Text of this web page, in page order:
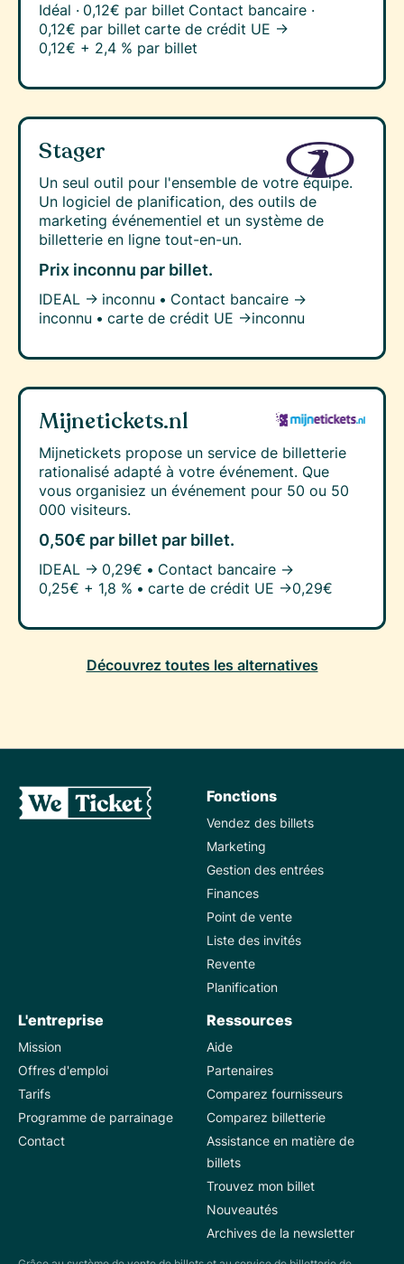
Idéal · 0,12€ par billet Contact bancaire ·
0,12€ par billet carte de crédit UE →
0,12€ + 2,4 % par billet
Stager
Un seul outil pour l'ensemble de votre équipe.
Un logiciel de planification, des outils de
marketing événementiel et un système de
billetterie en ligne tout-en-un.
Prix inconnu par billet.
IDEAL → inconnu • Contact bancaire →
inconnu • carte de crédit UE →inconnu
Mijnetickets.nl
Mijnetickets propose un service de billetterie
rationalisé adapté à votre événement. Que
vous organisiez un événement pour 50 ou 50
000 visiteurs.
0,50€ par billet par billet.
IDEAL → 0,29€ • Contact bancaire →
0,25€ + 1,8 % • carte de crédit UE →0,29€
Découvrez toutes les alternatives
Fonctions
Vendez des billets
Marketing
Gestion des entrées
Finances
Point de vente
Liste des invités
Revente
Planification
L'entreprise
Mission
Offres d'emploi
Tarifs
Programme de parrainage
Contact
Ressources
Aide
Partenaires
Comparez fournisseurs
Comparez billetterie
Assistance en matière de
billets
Trouvez mon billet
Nouveautés
Archives de la newsletter